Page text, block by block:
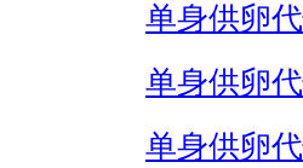
单身供卵
单身供卵
单身供卵